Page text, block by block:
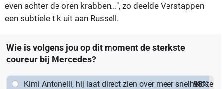
even achter de oren krabben...", zo deelde Verstappen
een subtiele tik uit aan Russell.
Wie is volgens jou op dit moment de sterkste
coureur bij Mercedes?
Kimi Antonelli, hij laat direct zien over meer snelheid te
98%